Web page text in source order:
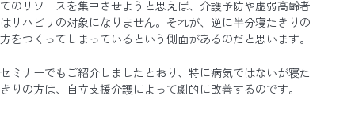
てのリソースを集中させようと思えば、介護予防や虚弱高齢者
はリハビリの対象になりません。それが、逆に半分寝たきりの
方をつくってしまっているという側面があるのだと思います。
セミナーでもご紹介しましたとおり、特に病気ではないが寝た
きりの方は、自立支援介護によって劇的に改善するのです。